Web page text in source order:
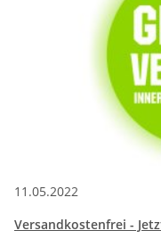
11.05.2022
Versandkostenfrei -